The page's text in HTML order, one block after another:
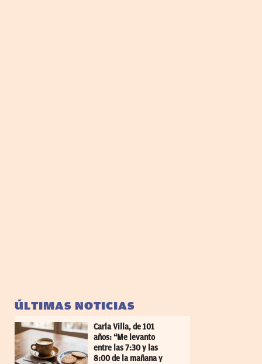
ÚLTIMAS NOTICIAS
Carla Villa, de 101
años: “Me levanto
entre las 7:30 y las
8:00 de la mañana y